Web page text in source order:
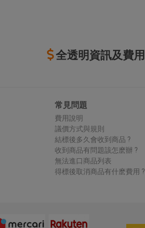
全透明資訊及費用
常見問題
費用說明
議價方式與規則
結標後多久會收到商品 ?
收到商品有問題該怎麽辦 ?
無法進口商品列表
得標後取消商品有什麽費用 ?